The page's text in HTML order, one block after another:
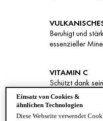
Beruhigt und
essenzieller
VITAMIN C
Schützt dank
frühzeitiger
Strahlen.
Einsatz von Cookies &
ähnlichen Technologien
Diese Webseite verwendet